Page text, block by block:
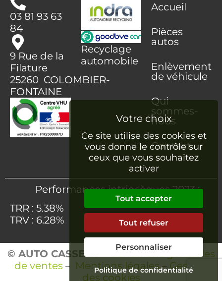
03 81 93 63
84
9 Rue de la
Filature
25260 COLOMBIER-
FONTAINE
Recyclage
automobile
Accueil
Pièces
autos
Enlèvement
de véhicule
Qui
sommes-
nous
Contact
Performances intrinsèques 2023 :
TRR : 5.38%
TRV : 6.28%
© AUTO CASSE 25–Conditions générales
de ventes – Mentions légales–Gestion
des cookies
Ce site utilise des cookies et
vous donne le contrôle sur
ceux que vous souhaitez
activer
Tout accepter
Tout refuser
Personnaliser
Politique de confidentialité